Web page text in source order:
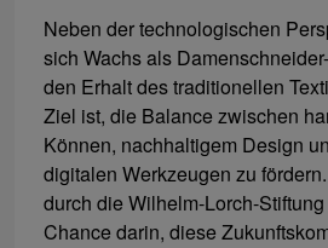
Neben der technologischen
sich Wachs als
den Erhalt des traditionellen
Ziel ist, die Balance zwischen
Können, nachhaltigem Design
digitalen Werkzeugen zu
durch die Wilhelm-Lorch-
Chance darin, diese